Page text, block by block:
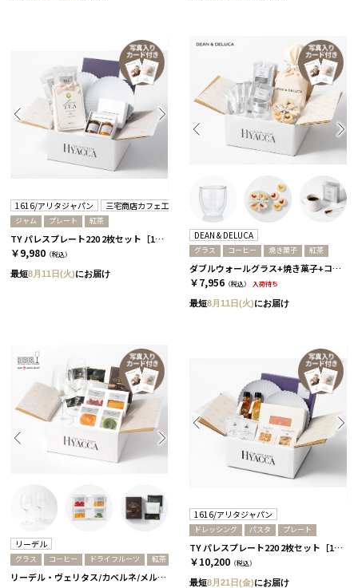
1616/アリタジャパン 三宅商店カフェ工房
ジャム プレート 紅茶
TY パレスプレート220 2枚セット［1616/アリタジャパン］+ジャムセット+紅茶
￥9,980 （税込）
最短8月11日(火)にお届け
DEAN & DELUCA
グラス コーヒー 焼き菓子 紅茶
ダブルウォールグラス+焼き菓子+コーヒー or 紅茶［ディーン＆デルーカ］ コーヒー
￥7,956 （税込） 入荷待ち
最短8月11日(火)にお届け
リーデル
グラス コーヒー ドライフルーツ 紅茶
リーデル・ヴェリタス/カベルネ/メルロ 2個セット［リーデル］+ドライフルーツ+コーヒーor紅茶 コーヒー
1616/アリタジャパン
ドレッシング パスタ プレート
TY パレスプレート220 2枚セット［1616/アリタジャパン］+ドレッシング+パスタ
￥10,200 （税込）
最短8月21日(金)にお届け